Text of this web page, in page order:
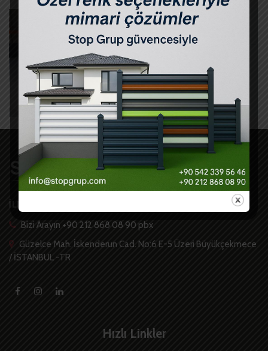
BARIYER PROJELERI
Uşak Altınsar – Mantar Bariyer
İLETİŞİM
Bizi Arayın +90 212 868 08 90 pbx
Güzelce Mah. İskenderun Cad. No:6 E-5 Üzeri Büyükçekmece
/ İSTANBUL -TR
Hızlı Linkler